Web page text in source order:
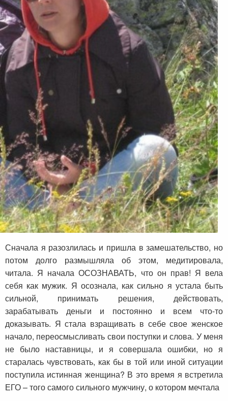
Сначала я разозлилась и пришла в замешательство, но
потом долго размышляла об этом, медитировала,
читала. Я начала ОСОЗНАВАТЬ, что он прав! Я вела
себя как мужик. Я осознала, как сильно я устала быть
сильной, принимать решения, действовать,
зарабатывать деньги и постоянно и всем что-то
доказывать. Я стала взращивать в себе свое женское
начало, переосмысливать свои поступки и слова. У меня
не было наставницы, и я совершала ошибки, но я
старалась чувствовать, как бы в той или иной ситуации
поступила истинная женщина? В это время я встретила
ЕГО – того самого сильного мужчину, о котором мечтала